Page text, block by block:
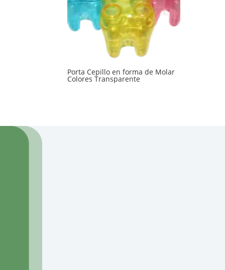
Porta Cepillo en forma de Molar
Colores Transparente